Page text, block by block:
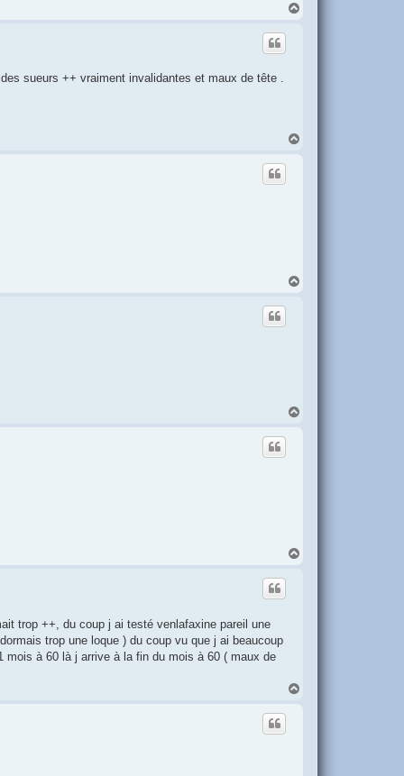
sueurs ++ vraiment invalidantes et maux de tête .
trop ++, du coup j ai testé venlafaxine pareil une
trop une loque ) du coup vu que j ai beaucoup
à 60 là j arrive à la fin du mois à 60 ( maux de